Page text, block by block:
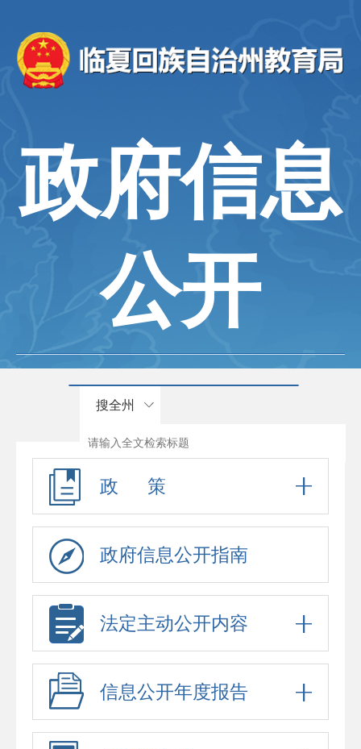
政府信息
公开
搜全州
政 策
政府信息公开指南
法定主动公开内容
信息公开年度报告